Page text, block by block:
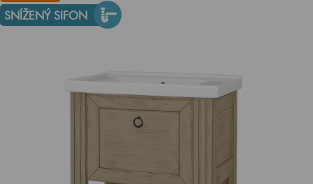
SNÍŽENÝ SIFON